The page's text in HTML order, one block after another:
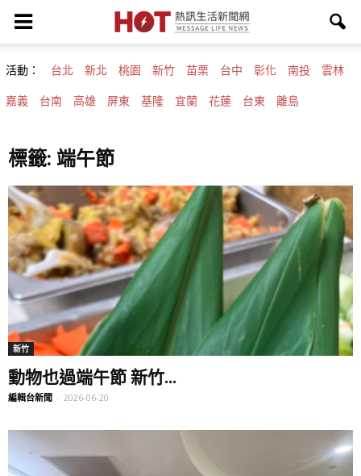
活動： 台北 新北 桃園 新竹 苗栗 台中 彰化 南投 雲林
嘉義 台南 高雄 屏東 基隆 宜蘭 花蓮 台東 離島
標籤: 端午節
新竹
動物也過端午節 新竹...
編輯台新聞 - 2026-06-20